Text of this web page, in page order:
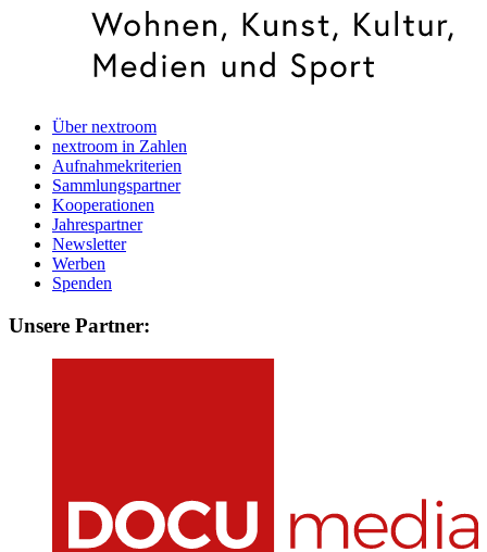
Über nextroom
nextroom in Zahlen
Aufnahmekriterien
Sammlungspartner
Kooperationen
Jahrespartner
Newsletter
Werben
Spenden
Unsere Partner: